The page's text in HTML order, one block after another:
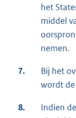
het
middel
nemen.
7.
Bij het
wordt
8.
Indien